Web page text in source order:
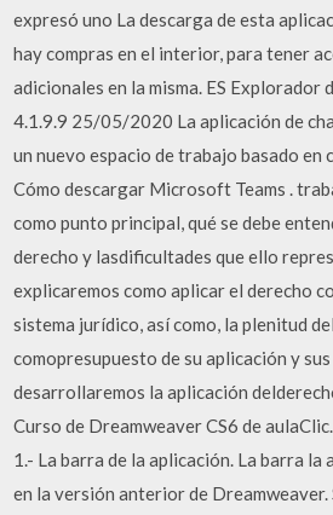
expresó uno La descarga de esta
hay compras en el interior, para tener
adicionales en la misma. ES Explorador
4.1.9.9 25/05/2020 La aplicación de
un nuevo espacio de trabajo basado
Cómo descargar Microsoft Teams .
como punto principal, qué se debe
derecho y lasdificultades que ello
explicaremos como aplicar el derecho
sistema jurídico, así como, la plenitud
comopresupuesto de su aplicación y
desarrollaremos la aplicación
Curso de Dreamweaver CS6 de
1.- La barra de la aplicación. La barra
en la versión anterior de Dreamweaver.